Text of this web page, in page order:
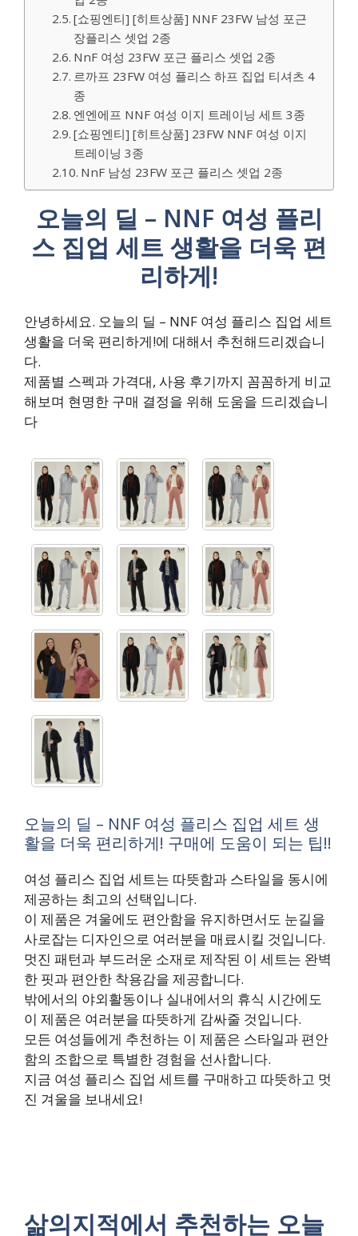
[쇼핑엔티] [히트상품] NNF 23FW 남성 포근
장플리스 셋업 2종
NnF 여성 23FW 포근 플리스 셋업 2종
르까프 23FW 여성 플리스 하프 집업 티셔츠 4
종
엔엔에프 NNF 여성 이지 트레이닝 세트 3종
[쇼핑엔티] [히트상품] 23FW NNF 여성 이지
트레이닝 3종
NnF 남성 23FW 포근 플리스 셋업 2종
오늘의 딜 – NNF 여성 플리
스 집업 세트 생활을 더욱 편
리하게!
안녕하세요. 오늘의 딜 – NNF 여성 플리스 집업 세트
생활을 더욱 편리하게!에 대해서 추천해드리겠습니
다.
제품별 스펙과 가격대, 사용 후기까지 꼼꼼하게 비교
해보며 현명한 구매 결정을 위해 도움을 드리겠습니
다
오늘의 딜 – NNF 여성 플리스 집업 세트 생
활을 더욱 편리하게! 구매에 도움이 되는 팁!!
여성 플리스 집업 세트는 따뜻함과 스타일을 동시에
제공하는 최고의 선택입니다.
이 제품은 겨울에도 편안함을 유지하면서도 눈길을
사로잡는 디자인으로 여러분을 매료시킬 것입니다.
멋진 패턴과 부드러운 소재로 제작된 이 세트는 완벽
한 핏과 편안한 착용감을 제공합니다.
밖에서의 야외활동이나 실내에서의 휴식 시간에도
이 제품은 여러분을 따뜻하게 감싸줄 것입니다.
모든 여성들에게 추천하는 이 제품은 스타일과 편안
함의 조합으로 특별한 경험을 선사합니다.
지금 여성 플리스 집업 세트를 구매하고 따뜻하고 멋
진 겨울을 보내세요!
삶의지적에서 추천하는 오늘